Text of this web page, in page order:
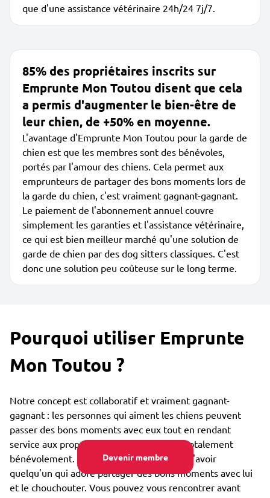
Devenir membre
que d'une assistance vétérinaire 24h/24 7j/7.
85% des propriétaires inscrits sur
Emprunte Mon Toutou disent que cela
a permis d'augmenter le bien-être de
leur chien, de +50% en moyenne.
L'avantage d'Emprunte Mon Toutou pour la garde de
chien est que les membres sont des bénévoles,
portés par l'amour des chiens. Cela permet aux
emprunteurs de partager des bons moments lors de
la garde du chien, c'est vraiment gagnant-gagnant.
Le paiement de l'abonnement annuel couvre
simplement les garanties et l'assistance vétérinaire,
ce qui est bien meilleur marché qu'une solution de
garde de chien par des dog sitters classiques. C'est
donc une solution peu coûteuse sur le long terme.
Pourquoi utiliser Emprunte
Mon Toutou ?
Notre concept est collaboratif et vraiment gagnant-
gagnant : les personnes qui aiment les chiens peuvent
passer des bons moments avec eux tout en rendant
service aux propriétaires de ces toutous, totalement
bénévolement. Le toutou est lui heureux d'avoir
quelqu'un qui adore partager des bons moments avec lui
et le chouchouter. Vous pouvez vous rencontrer avant